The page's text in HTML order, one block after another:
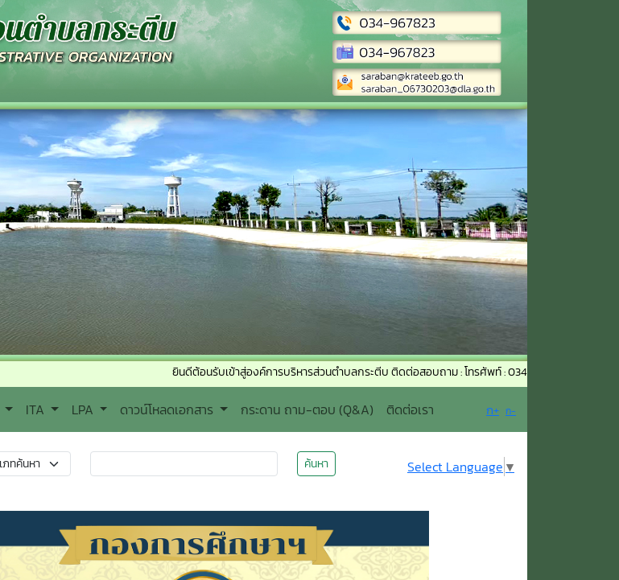
ยินดีต้อนรับเข้าสู่องค์การบริหารส่วนตำบลกระตีบ ติดต่อสอบถาม : โทรศัพท์ : 034-967823, 034-967824 เบอร์มือถือ :
ITA LPA ดาวน์โหลดเอกสาร กระดาน ถาม-ตอบ (Q&A) ติดต่อเรา ก+ ก-
ค้นหา Select Language ▼